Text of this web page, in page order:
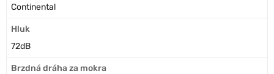
Continental
Hluk
72dB
Brzdná dráha za mokra